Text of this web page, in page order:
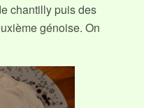
chantilly puis des
génoise. On